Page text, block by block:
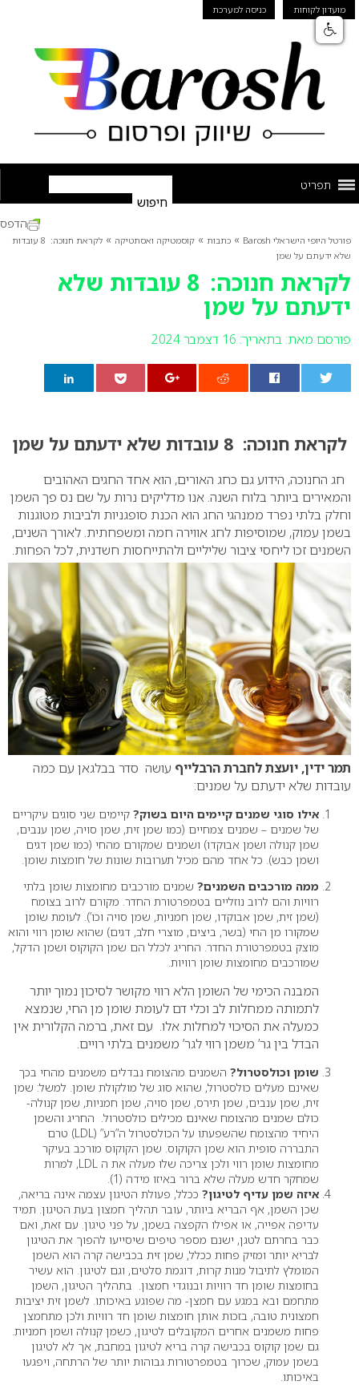
מועדון לקוחות כניסה למערכת
תפריט
פורטל היופי הישראלי Barosh » כתבות » קוסמטיקה ואסתטיקה »
לקראת חנוכה: 8 עובדות
שלא ידעתם על שמן
לקראת חנוכה: 8 עובדות שלא
ידעתם על שמן
פורסם מאת: בתאריך: 16 דצמבר 2024
הדפס
לקראת חנוכה: 8 עובדות שלא ידעתם על שמן
חג החנוכה, הידוע גם כחג האורים, הוא אחד החגים האהובים
והמאירים ביותר בלוח השנה. אנו מדליקים נרות על שם נס פך השמן
וחלק בלתי נפרד ממנהגי החג הוא הכנת סופגניות ולביבות מטוגנות
בשמן עמוק, שמוסיפות לחג אווירה חמה ומשפחתית. לאורך השנים,
השמנים זכו ליחסי ציבור שליליים ולהתייחסות חשדנית, לכל הפחות.
תמר ידין, יועצת לחברת הרבלייף עושה סדר בבלגאן עם כמה
עובדות שלא ידעתם על שמנים:
אילו סוגי שמנים קיימים היום בשוק? קיימים שני סוגים עיקריים
של שמנים – שמנים צמחיים (כמו שמן זית, שמן סויה, שמן ענבים,
שמן קנולה ושמן אבוקדו) ושמנים שמקורם מהחי (כמו שמן דגים
ושמן כבש). כל אחד מהם מכיל תערובות שונות של חומצות שומן.
ממה מורכבים השמנים? שמנים מורכבים מחומצות שומן בלתי
רוויות והם לרוב נוזליים בטמפרטורת החדר. מקורם לרוב בצומח
(שמן זית, שמן אבוקדו, שמן חמניות, שמן סויה וכו’). לעומת שומן
שמקורו מן החי (בשר, ביצים, מוצרי חלב, דגים) שהוא שומן רווי והוא
מוצק בטמפרטורת החדר. החריג לכלל הם שמן הקוקוס ושמן הדקל,
שמורכבים מחומצות שומן רוויות.
המבנה הכימי של השומן הלא רווי מקושר לסיכון נמוך יותר
לתמותה ממחלות לב וכלי דם לעומת שומן מן החי, שנמצא
כמעלה את הסיכוי למחלות אלו. עם זאת, ברמה הקלורית אין
הבדל בין גר’ משמן רווי לגר’ משמנים בלתי רויים.
שומן וכולסטרול? השמנים מהצומח נבדלים משמנים מהחי בכך
שאינם מעלים כולסטרול, שהוא סוג של מולקולת שומן. למשל: שמן
זית, שמן ענבים, שמן תירס, שמן סויה, שמן חמניות, שמן קנולה-
כולם שמנים מהצומח שאינם מכילים כולסטרול. החריג והשמן
היחיד מהצומח שהשפעתו על הכולסטרול ה”רע” (LDL) טרם
התבררה סופית הוא שמן הקוקוס. שמן הקוקוס מורכב בעיקר
מחומצות שומן רווי ולכן צריכה שלו מעלה את ה LDL, למרות
שמחקר חדש מעלה שלא ברור באיזו מידה (1).
איזה שמן עדיף לטיגון? ככלל, פעולת הטיגון עצמה אינה בריאה,
שכן השמן, אף הבריא ביותר, עובר תהליך חמצון בעת הטיגון. תמיד
עדיפה אפייה, או אפילו הקפצה בשמן, על פני טיגון. עם זאת, ואם
כבר בחרתם לטגן, ישנם מספר טיפים שיסייעו להפוך את הטיגון
לבריא יותר ומזיק פחות ככלל, שמן זית בכבישה קרה הוא השמן
המומלץ לתיבול מנות קרות, דוגמת סלטים, וגם לטיגון. הוא עשיר
בחומצות שומן חד רוויות ובנוגדי חמצון. בתהליך הטיגון, השמן
מתחמם ובא במגע עם חמצן- מה שפוגע באיכותו. לשמן זית יציבות
חמצונית טובה, בזכות אותן חומצות שומן חד רוויות ולכן מתחמצן
פחות משמנים אחרים המקובלים לטיגון, כשמן קנולה ושמן חמניות.
גם שמן קוקוס בכבישה קרה בריא לטיגון במחבת, אך לא לטיגון
בשמן עמוק, שכרוך בטמפרטורות גבוהות יותר של הרתחה, ויפגעו
באיכותו.